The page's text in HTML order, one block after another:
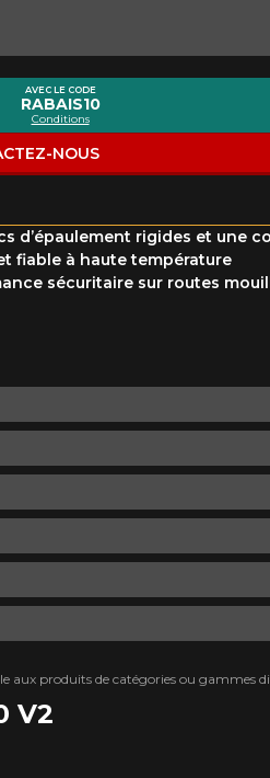
d’épaulement rigides et une
fiable à haute température
sécuritaire sur routes
V2
AVEC LE CODE
RABAIS10
Conditions
NOUS
aux produits de catégories ou gammes
Condition de route
à votre recherche
véhicule, vous devez vérifier